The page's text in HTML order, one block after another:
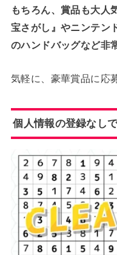
もちろん、賞品も大人
宝さがし』やニンテン
のハンドバッグなど非
気軽に、豪華賞品に応
個人情報の登録なし